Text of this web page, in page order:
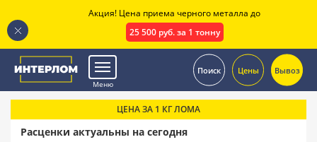
Меню
Поиск Цены Вывоз
ЦЕНА ЗА 1 КГ ЛОМА
Расценки актуальны на сегодня
Акция! Цена приема черного металла до
25 500 руб. за 1 тонну
.